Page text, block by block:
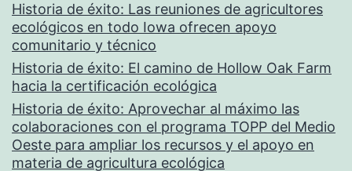
Historia de éxito: Las reuniones de agricultores
ecológicos en todo Iowa ofrecen apoyo
comunitario y técnico
Historia de éxito: El camino de Hollow Oak Farm
hacia la certificación ecológica
Historia de éxito: Aprovechar al máximo las
colaboraciones con el programa TOPP del Medio
Oeste para ampliar los recursos y el apoyo en
materia de agricultura ecológica